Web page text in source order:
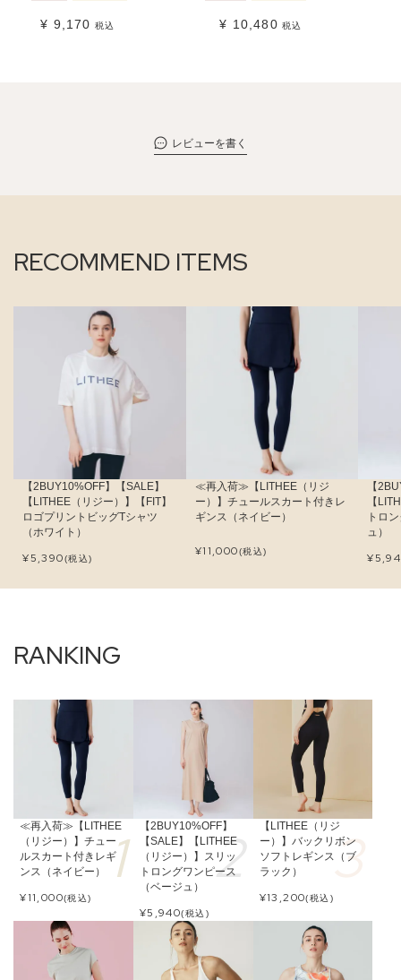
¥ 9,170 税込 ¥ 10,480 税込
レビューを書く
RECOMMEND ITEMS
【2BUY10%OFF】【SALE】
【LITHEE（リジー）】【FIT】
ロゴプリントビッグTシャツ
（ホワイト）
¥5,390(税込)
≪再入荷≫【LITHEE（リジ
ー）】チュールスカート付きレ
ギンス（ネイビー）
¥11,000(税込)
【
【
トロ
ュ）
¥
≪再入荷≫【LITHEE
（リジー）】チュー
ルスカート付きレギ
ンス（ネイビー）
¥11,000(税込)
【2BUY10%OFF】
【SALE】【LITHEE
（リジー）】スリッ
トロングワンピース
（ベージュ）
¥5,940(税込)
【LITHEE（リジ
ー）】バックリボン
ソフトレギンス（ブ
ラック）
¥13,200(税込)